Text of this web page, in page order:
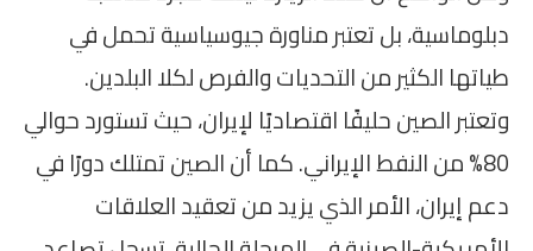
دبلوماسية، بل تعتبر مناورة جيوسياسية تحمل في
طياتها الكثير من التحديات والفرص لكلا البلدين.
وتعتبر الصين حليفًا اقتصاديًا لإيران، حيث تستورد حوالي
80% من النفط الإيراني. كما أن الصين تمتلك دورًا في
دعم إيران، الأمر الذي يزيد من تعقيد العلاقات